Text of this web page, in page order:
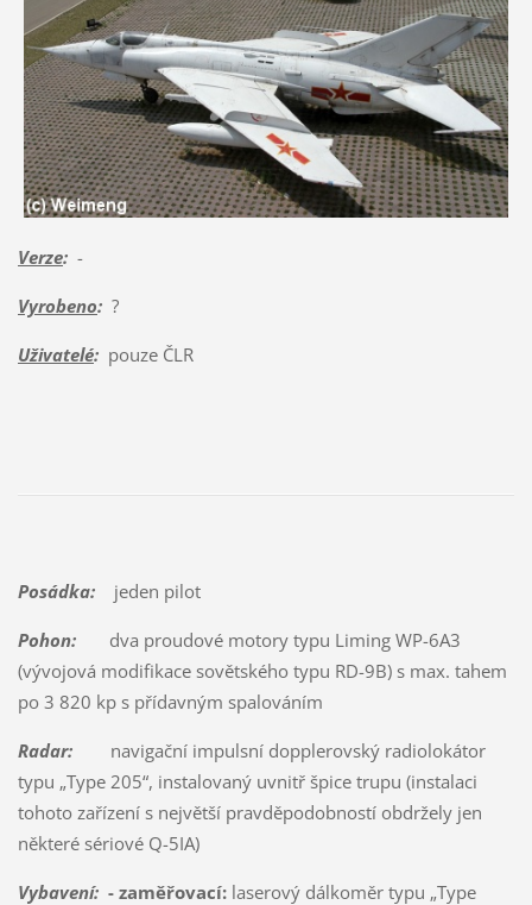
Verze:-
Vyrobeno:?
Uživatelé:pouze ČLR
Posádka:jeden pilot
Pohon:dva proudové motory typu Liming WP-6A3
(vývojová modifikace sovětského typu RD-9B) s max. tahem
po 3 820 kp s přídavným spalováním
Radar:navigační impulsní dopplerovský radiolokátor
typu „Type 205“, instalovaný uvnitř špice trupu (instalaci
tohoto zařízení s největší pravděpodobností obdržely jen
některé sériové Q-5IA)
Vybavení: - zaměřovací:laserový dálkoměr typu „Type